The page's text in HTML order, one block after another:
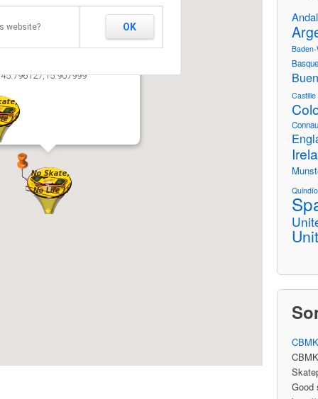
website? OK
Quindío
Good